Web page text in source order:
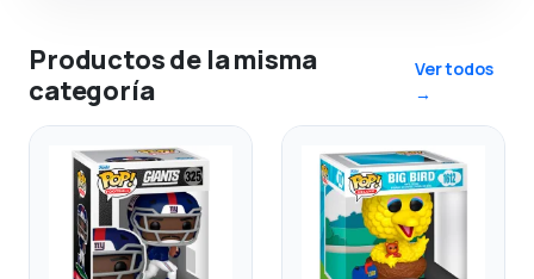
Productos de la misma
categoría
Ver todos
→